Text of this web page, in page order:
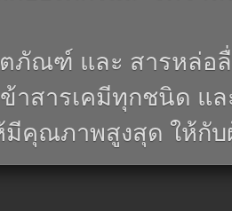
ภัณฑ์ และ สารหล่อ
าสารเคมีทุกชนิด แ
คุณภาพสูงสุด ให้กั